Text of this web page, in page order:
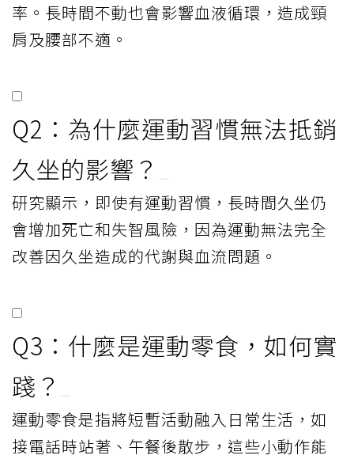
率。長時間不動也會影響血液循環，造成頸
肩及腰部不適。
Q2：為什麼運動習慣無法抵銷
久坐的影響？
研究顯示，即使有運動習慣，長時間久坐仍
會增加死亡和失智風險，因為運動無法完全
改善因久坐造成的代謝與血流問題。
Q3：什麼是運動零食，如何實
踐？
運動零食是指將短暫活動融入日常生活，如
接電話時站著、午餐後散步，這些小動作能